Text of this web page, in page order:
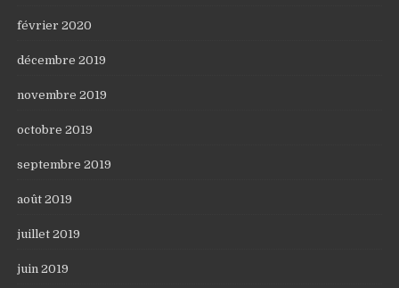
février 2020
décembre 2019
novembre 2019
octobre 2019
septembre 2019
août 2019
juillet 2019
juin 2019